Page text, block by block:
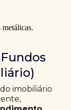
imobiliário